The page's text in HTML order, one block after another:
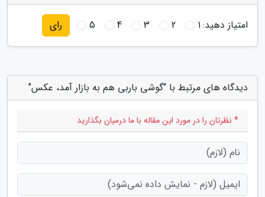
امتیاز دهید:1
2
3
4
5 رای
دیدگاه های مرتبط با "گوشی باربی هم به بازار آمد، عکس"
* نظرتان را در مورد این مقاله با ما درمیان بگذارید